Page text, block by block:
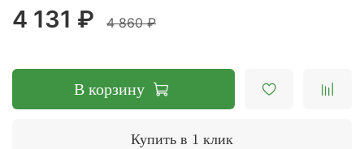
4 131 ₽ 4 860 ₽
В корзину
Купить в 1 клик